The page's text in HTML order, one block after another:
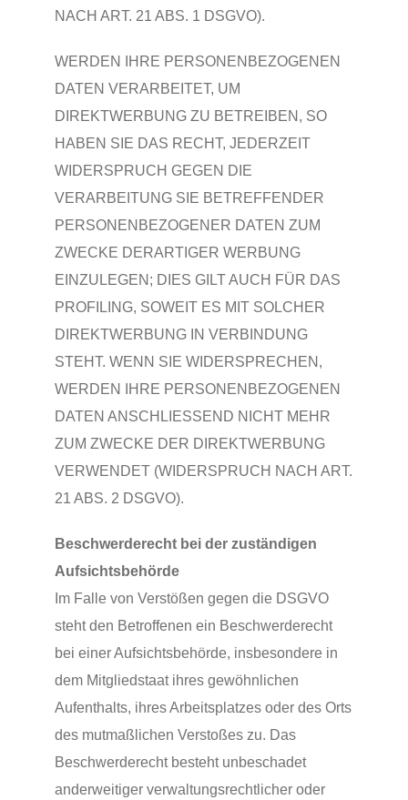
NACH ART. 21 ABS. 1 DSGVO).
WERDEN IHRE PERSONENBEZOGENEN
DATEN VERARBEITET, UM
DIREKTWERBUNG ZU BETREIBEN, SO
HABEN SIE DAS RECHT, JEDERZEIT
WIDERSPRUCH GEGEN DIE
VERARBEITUNG SIE BETREFFENDER
PERSONENBEZOGENER DATEN ZUM
ZWECKE DERARTIGER WERBUNG
EINZULEGEN; DIES GILT AUCH FÜR DAS
PROFILING, SOWEIT ES MIT SOLCHER
DIREKTWERBUNG IN VERBINDUNG
STEHT. WENN SIE WIDERSPRECHEN,
WERDEN IHRE PERSONENBEZOGENEN
DATEN ANSCHLIESSEND NICHT MEHR
ZUM ZWECKE DER DIREKTWERBUNG
VERWENDET (WIDERSPRUCH NACH ART.
21 ABS. 2 DSGVO).
Beschwerderecht bei der zuständigen
Aufsichtsbehörde
Im Falle von Verstößen gegen die DSGVO
steht den Betroffenen ein Beschwerderecht
bei einer Aufsichtsbehörde, insbesondere in
dem Mitgliedstaat ihres gewöhnlichen
Aufenthalts, ihres Arbeitsplatzes oder des Orts
des mutmaßlichen Verstoßes zu. Das
Beschwerderecht besteht unbeschadet
anderweitiger verwaltungsrechtlicher oder